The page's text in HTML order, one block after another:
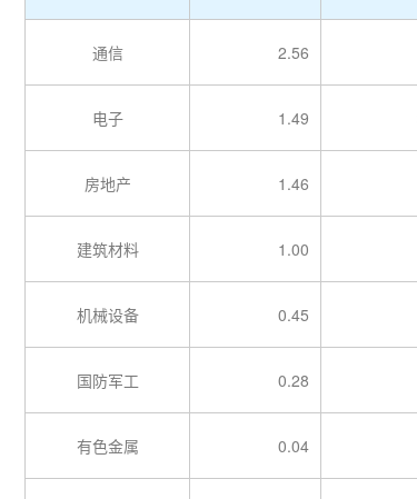
通信 2.56
电子 1.49
房地产 1.46
建筑材料 1.00
机械设备 0.45
国防军工 0.28
有色金属 0.04